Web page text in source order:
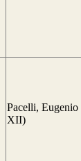
Pacelli, Eugenio
XII)